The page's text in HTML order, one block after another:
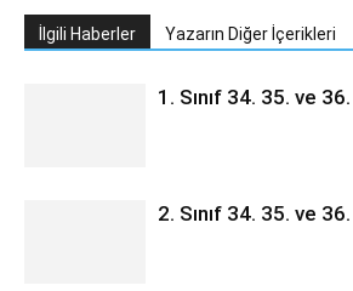
İlgili Haberler Yazarın Diğer İçerikleri
1. Sınıf 34. 35. ve
2. Sınıf 34. 35. ve